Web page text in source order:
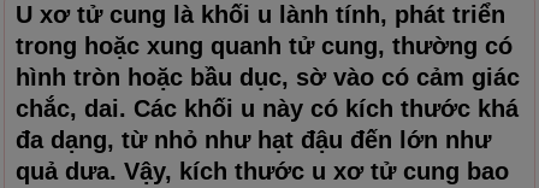
U xơ tử cung là khối u lành tính, phát triển
trong hoặc xung quanh tử cung, thường có
hình tròn hoặc bầu dục, sờ vào có cảm giác
chắc, dai. Các khối u này có kích thước khá
đa dạng, từ nhỏ như hạt đậu đến lớn như
quả dưa. Vậy, kích thước u xơ tử cung bao